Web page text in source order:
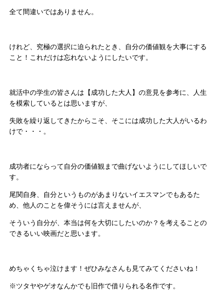
全て間違いではありません。
けれど、究極の選択に迫られたとき、自分の価値観を大事にする
こと！これだけは忘れないようにしたいです。
就活中の学生の皆さんは【成功した大人】の意見を参考に、人生
を模索しているとは思いますが、
失敗を繰り返してきたからこそ、そこには成功した大人がいるわ
けで・・・。
成功者にならって自分の価値観まで曲げないようにしてほしいで
す。
尾関自身、自分というものがあまりないイエスマンでもあるた
め、他人のことを偉そうには言えませんが、
そういう自分が、本当は何を大切にしたいのか？を考えることの
できるいい映画だと思います。
めちゃくちゃ泣けます！ぜひみなさんも見てみてくださいね！
※ツタヤやゲオなんかでも旧作で借りられる名作です。